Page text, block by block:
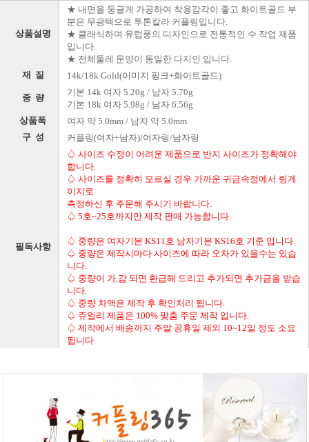
상품설명
★ 내면을 둥글게 가공하여 착용감각이 좋고 화이트골드 부
분은 무광택으로 투톤칼라 커플링입니다.
★ 클래식하며 유럽풍의 디자인으로 전통적인 수 작업 제품
입니다.
★ 전체둘레 문양이 동일한 다지인 입니다.
재 질 14k/18k Gold(이미지 핑크+화이트골드)
중 량
기본 14k 여자 5.20g / 남자 5.70g
기본 18k 여자 5.98g / 남자 6.56g
상품폭 여자 약 5.0mm / 남자 약 5.0mm
구 성 커플링(여자+남자)/여자링/남자링
필독사항
♤ 사이즈 수정이 어려운 제품으로 반지 사이즈가 정확해야
합니다.
♤ 사이즈를 정확히 모르실 경우 가까운 귀금속점에서 링게
이지로
측정하신 후 주문해 주시기 바랍니다.
♤ 5호~25호까지만 제작 판매 가능합니다.
♤ 중량은 여자기본 KS11호 남자기본 KS16호 기준 입니다.
♤ 중량은 제작시마다 사이즈에 따라 오차가 있을수는 있습
니다.
♤ 중량이 가,감 되면 환급해 드리고 추가되면 추가금을 받습
니다.
♤ 중량 차액은 제작 후 확인처리 됩니다.
♤ 쥬얼리 제품은 100% 맞춤 주문 제작 입니다.
♤ 제작에서 배송까지 주말 공휴일 제외 10~12일 정도 소요
됩니다.